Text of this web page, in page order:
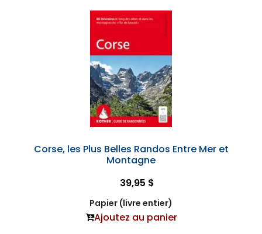
Corse, les Plus Belles Randos Entre Mer et
Montagne
39,95 $
Papier (livre entier)
Ajoutez au panier